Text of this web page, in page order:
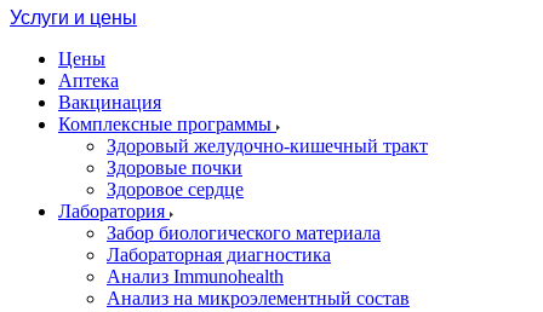
Услуги и цены
Цены
Аптека
Вакцинация
Комплексные программы
Здоровый желудочно-кишечный тракт
Здоровые почки
Здоровое сердце
Лаборатория
Забор биологического материала
Лабораторная диагностика
Анализ Immunohealth
Анализ на микроэлементный состав